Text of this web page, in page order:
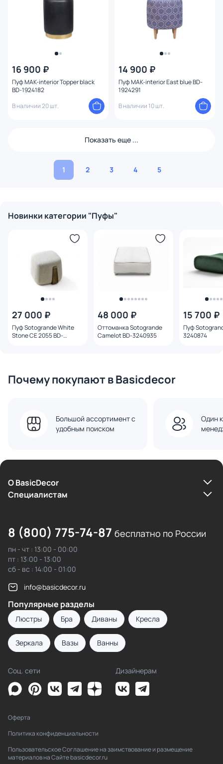
16 900 ₽
Пуф MAK-interior Topper black
BD-1924182
В наличии 20 шт.
14 900 ₽
Пуф MAK-interior East blue BD-
1924291
В наличии 10 шт.
Показать еще ...
1 2 3 4 5
Новинки категории "Пуфы"
27 000 ₽
Пуф Sotogrande White
Stone CE 2055 BD-
48 000 ₽
Оттоманка Sotogrande
Camelot BD-3240935
15 700 ₽
Пуф
3240874
Почему покупают в Basicdecor
Большой ассортимент с
удобным поиском
Один
О BasicDecor
Cпециалистам
8 (800) 775-74-87 бесплатно по России
пн - чт : 13:00 - 00:00
пт : 13:00 - 13:00
сб - вс : 14:00 - 01:00
info@basicdecor.ru
Популярные разделы
Люстры Бра Диваны Кресла
Зеркала Вазы Ванны
Соц. сети Дизайнерам
Оферта
Политика конфиденциальности
Пользовательское Соглашение на заимствование и размещение
материалов на Сайте basicdecor.ru